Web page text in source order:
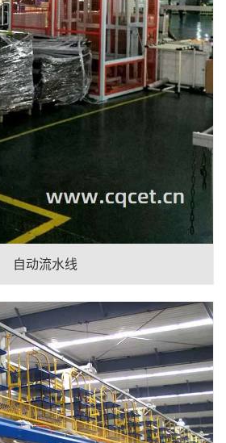
自动流水线